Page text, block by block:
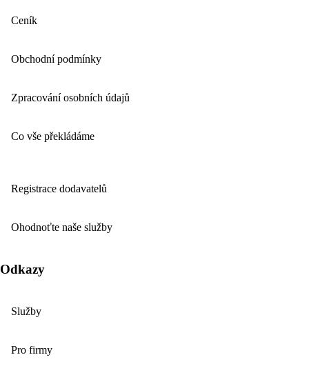
Ceník
Obchodní podmínky
Zpracování osobních údajů
Co vše překládáme
Registrace dodavatelů
Ohodnoťte naše služby
Odkazy
Služby
Pro firmy